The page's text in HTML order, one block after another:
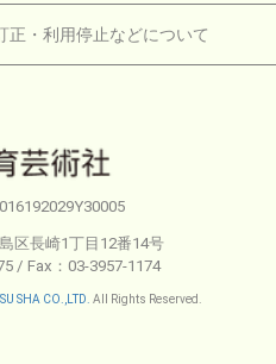
正・利用停止などについて
区長崎1丁目12番14号
/ Fax：03-3957-1174
SHA CO.,LTD. All Rights Reserved.